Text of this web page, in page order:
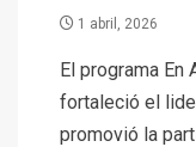
1 abril, 2026
El programa
fortaleció el
promovió la